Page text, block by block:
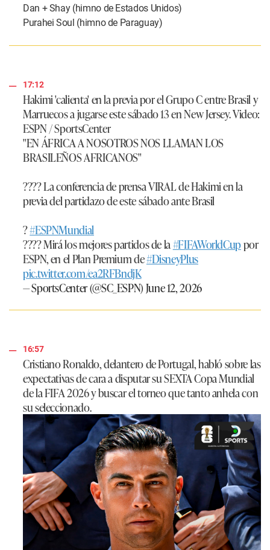
Dan + Shay (himno de Estados Unidos)
Purahei Soul (himno de Paraguay)
17:12
Hakimi 'calienta' en la previa por el Grupo C entre Brasil y
Marruecos a jugarse este sábado 13 en New Jersey. Video:
ESPN / SportsCenter
"EN ÁFRICA A NOSOTROS NOS LLAMAN LOS
BRASILEÑOS AFRICANOS"
???? La conferencia de prensa VIRAL de Hakimi en la
previa del partidazo de este sábado ante Brasil
?#ESPNMundial
???? Mirá los mejores partidos de la#FIFAWorldCuppor
ESPN, en el Plan Premium de#DisneyPlus
pic.twitter.com/ea2RFBndjK
— SportsCenter (@SC_ESPN)June 12, 2026
16:57
Cristiano Ronaldo, delantero de Portugal, habló sobre las
expectativas de cara a disputar su SEXTA Copa Mundial
de la FIFA 2026 y buscar el torneo que tanto anhela con
su seleccionado.